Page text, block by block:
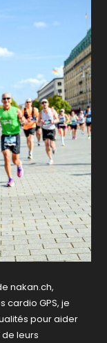
nakan.ch,
cardio GPS, je
pour aider
leurs